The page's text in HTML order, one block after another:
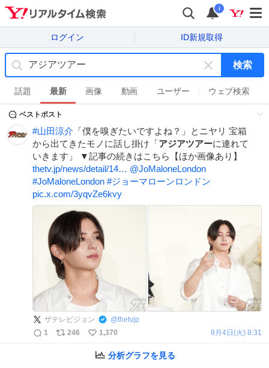
i
ログイン ID新規取得
キ
ー
ワ
ド
を
消
検索
話題 最新 画像 動画 ユーザー ウェブ検索
ベストポスト
#山田涼介 「僕を嗅ぎたいですよね？」とニヤリ 宝箱
から出てきたモノに話し掛け「アジアツアーに連れて
いきます」 ▼記事の続きはこちら【ほか画像あり】
thetv.jp/news/detail/14… @JoMaloneLondon
#JoMaloneLondon #ジョーマローンロンドン
pic.x.com/3yqvZe6kvy
ザテレビジョン @thetvjp
1
246 1,370 8月4日(火) 8:31
分析グラフを見る